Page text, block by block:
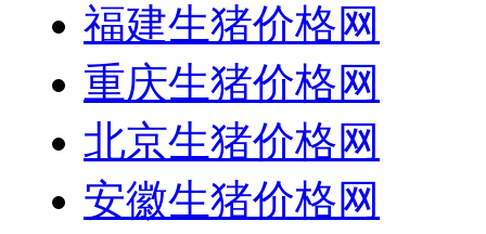
福建生猪价格网
重庆生猪价格网
北京生猪价格网
安徽生猪价格网